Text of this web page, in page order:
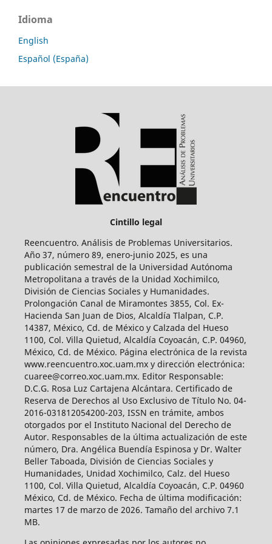
Idioma
English
Español (España)
Cintillo legal
Reencuentro. Análisis de Problemas Universitarios.
Año 37, número 89, enero-junio 2025, es una
publicación semestral de la Universidad Autónoma
Metropolitana a través de la Unidad Xochimilco,
División de Ciencias Sociales y Humanidades.
Prolongación Canal de Miramontes 3855, Col. Ex-
Hacienda San Juan de Dios, Alcaldía Tlalpan, C.P.
14387, México, Cd. de México y Calzada del Hueso
1100, Col. Villa Quietud, Alcaldía Coyoacán, C.P. 04960,
México, Cd. de México. Página electrónica de la revista
www.reencuentro.xoc.uam.mx y dirección electrónica:
cuaree@correo.xoc.uam.mx. Editor Responsable:
D.C.G. Rosa Luz Cartajena Alcántara. Certificado de
Reserva de Derechos al Uso Exclusivo de Título No. 04-
2016-031812054200-203, ISSN en trámite, ambos
otorgados por el Instituto Nacional del Derecho de
Autor. Responsables de la última actualización de este
número, Dra. Angélica Buendía Espinosa y Dr. Walter
Beller Taboada, División de Ciencias Sociales y
Humanidades, Unidad Xochimilco, Calz. del Hueso
1100, Col. Villa Quietud, Alcaldía Coyoacán, C.P. 04960
México, Cd. de México. Fecha de última modificación:
martes 17 de marzo de 2026. Tamaño del archivo 7.1
MB.